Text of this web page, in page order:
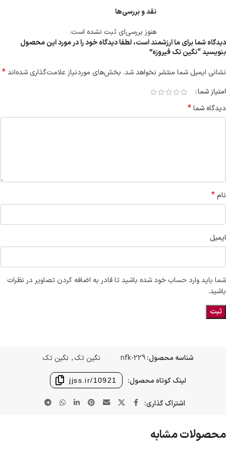
نقد و بررسی‌ها
هنوز بررسی‌ای ثبت نشده است.
دیدگاه شما برای ما ارزشمند است، لطفا دیدگاه خود را در مورد این محصول
بنویسید “نگین تک فیروزه”
نشانی ایمیل شما منتشر نخواهد شد. بخش‌های موردنیاز علامت‌گذاری شده‌اند*
امتیاز شما
دیدگاه شما*
نام*
ایمیل
شما باید وارد حساب خود شده باشید تا قادر به اضافه کردن تصاویر در نظرات
باشید.
شناسه محصول:nfk-229 نگین تک, نگین تک
لینک کوتاه محصول: jjss.ir/10921
اشتراک گذاری:
محصولات مشابه